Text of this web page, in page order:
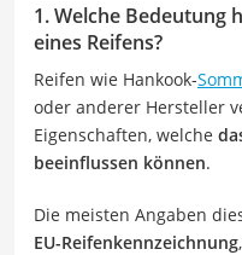
1. Welche Bedeutung
eines Reifens?
Reifen wie Hankook-
oder anderer Hersteller
Eigenschaften, welche
beeinflussen können.
Die meisten Angaben
EU-Reifenkennzeichnung